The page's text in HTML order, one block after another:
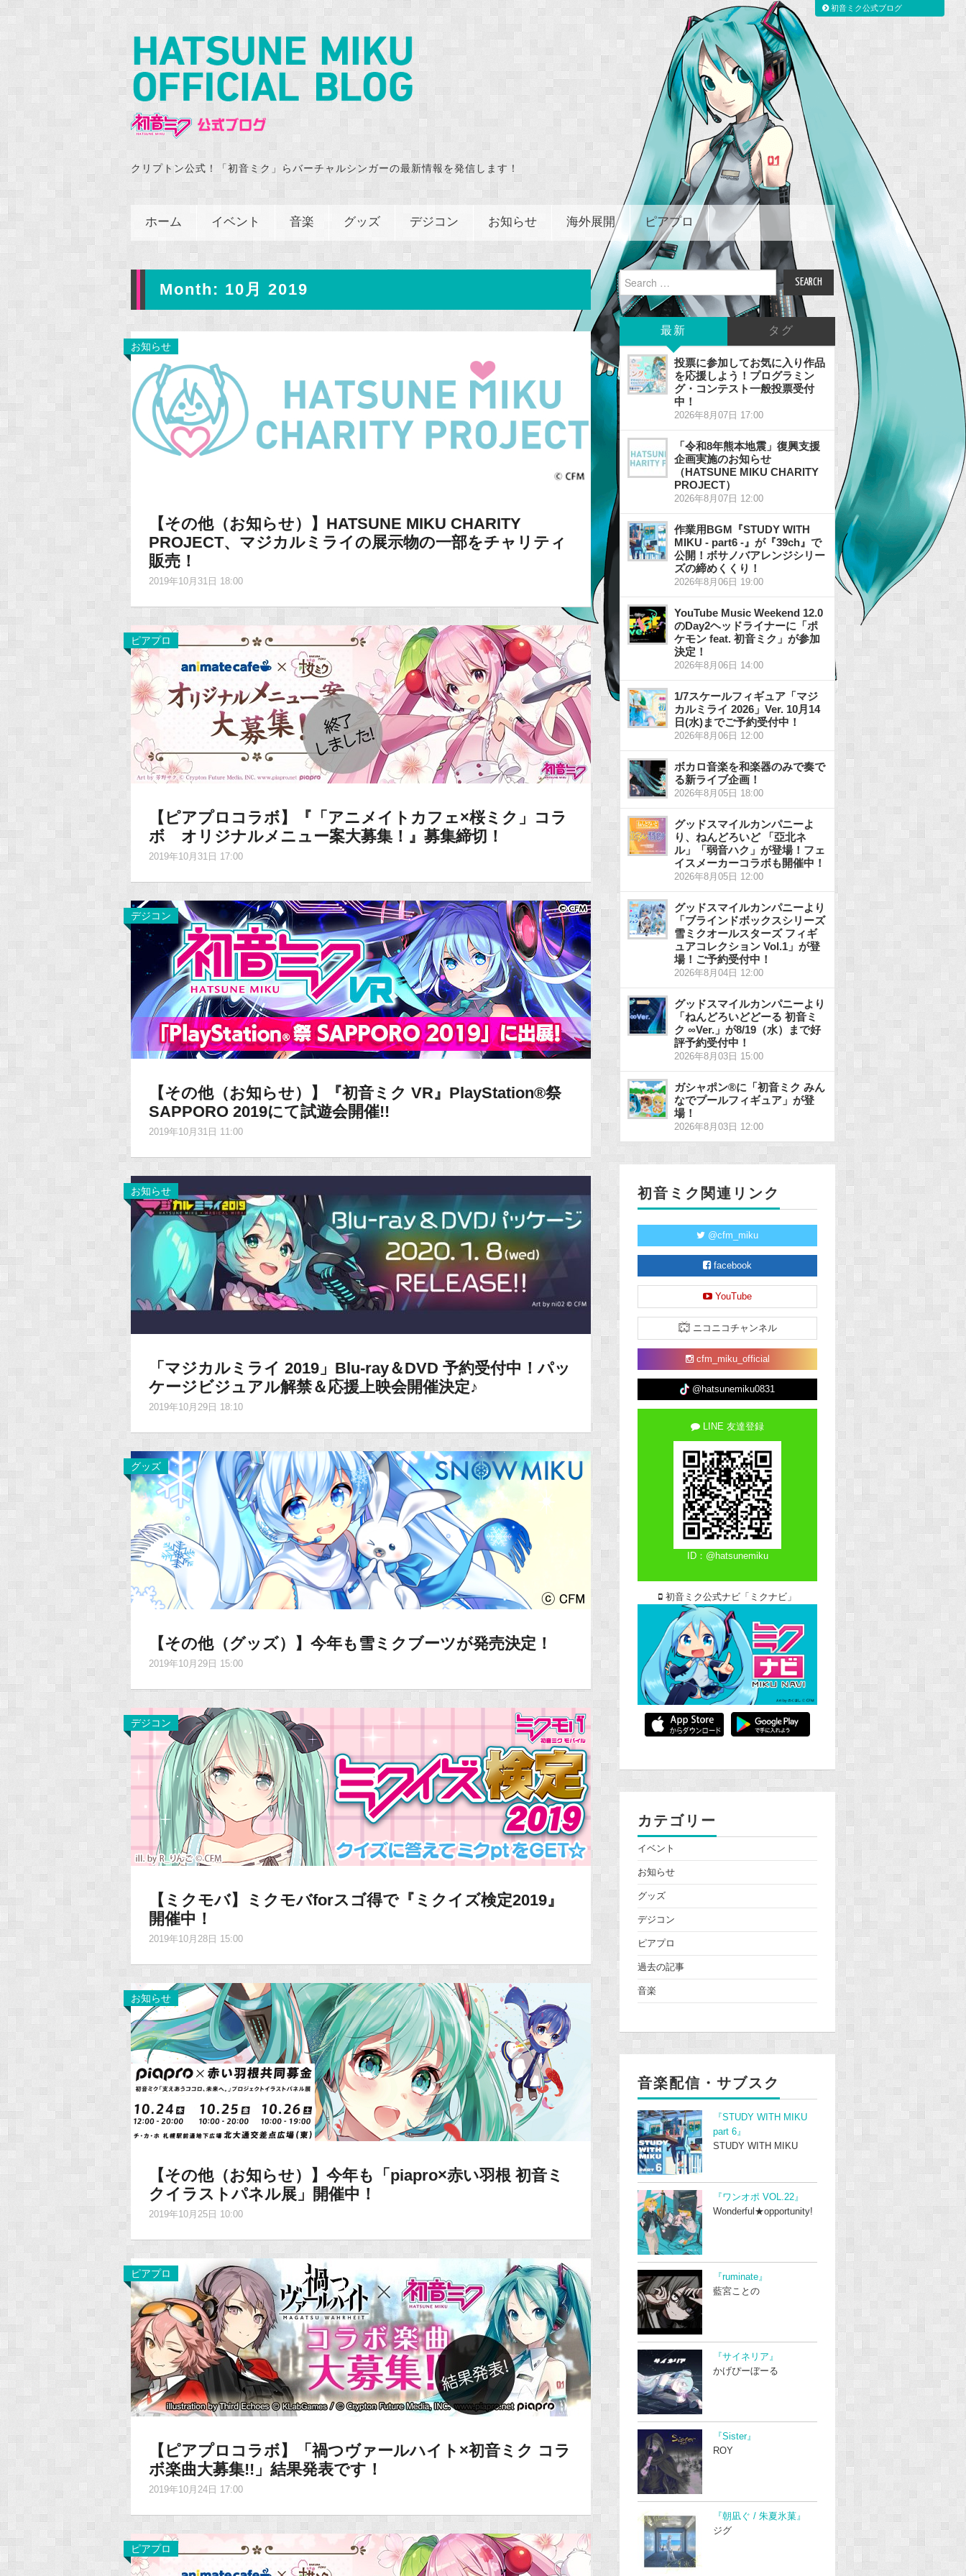
クリプトン公式！「初音ミク」らバーチャルシンガーの最新情報を発信します！
ホーム イベント 音楽 グッズ デジコン お知らせ 海外展開 ピアプロ
Month: 10月 2019
お知らせ
【その他（お知らせ）】HATSUNE MIKU CHARITY
PROJECT、マジカルミライの展示物の一部をチャリティ
販売！
2019年10月31日 18:00
ピアプロ
【ピアプロコラボ】『「アニメイトカフェ×桜ミク」コラ
ボ オリジナルメニュー案大募集！』募集締切！
2019年10月31日 17:00
デジコン
【その他（お知らせ）】『初音ミク VR』PlayStation®祭
SAPPORO 2019にて試遊会開催!!
2019年10月31日 11:00
お知らせ
「マジカルミライ 2019」Blu-ray＆DVD 予約受付中！パッ
ケージビジュアル解禁＆応援上映会開催決定♪
2019年10月29日 18:10
グッズ
【その他（グッズ）】今年も雪ミクブーツが発売決定！
2019年10月29日 15:00
デジコン
【ミクモバ】ミクモバforスゴ得で『ミクイズ検定2019』
開催中！
2019年10月28日 15:00
お知らせ
【その他（お知らせ）】今年も「piapro×赤い羽根 初音ミ
クイラストパネル展」開催中！
2019年10月25日 10:00
ピアプロ
【ピアプロコラボ】「禍つヴァールハイト×初音ミク コラ
ボ楽曲大募集!!」結果発表です！
2019年10月24日 17:00
ピアプロ
Search
for:
最新 タグ
投票に参加してお気に入り作品
を応援しよう！プログラミン
グ・コンテスト一般投票受付
中！
2026年8月07日 17:00
「令和8年熊本地震」復興支援
企画実施のお知らせ
（HATSUNE MIKU CHARITY
PROJECT）
2026年8月07日 12:00
作業用BGM『STUDY WITH
MIKU - part6 -』が『39ch』で
公開！ボサノバアレンジシリー
ズの締めくくり！
2026年8月06日 19:00
YouTube Music Weekend 12.0
のDay2ヘッドライナーに「ポ
ケモン feat. 初音ミク」が参加
決定！
2026年8月06日 14:00
1/7スケールフィギュア「マジ
カルミライ 2026」Ver. 10月14
日(水)までご予約受付中！
2026年8月06日 12:00
ボカロ音楽を和楽器のみで奏で
る新ライブ企画！
2026年8月05日 18:00
グッドスマイルカンパニーよ
り、ねんどろいど 「亞北ネ
ル」「弱音ハク」が登場！フェ
イスメーカーコラボも開催中！
2026年8月05日 12:00
グッドスマイルカンパニーより
「ブラインドボックスシリーズ
雪ミクオールスターズ フィギ
ュアコレクション Vol.1」が登
場！ご予約受付中！
2026年8月04日 12:00
グッドスマイルカンパニーより
「ねんどろいどどーる 初音ミ
ク ∞Ver.」が8/19（水）まで好
評予約受付中！
2026年8月03日 15:00
ガシャポン®に「初音ミク みん
なでプールフィギュア」が登
場！
2026年8月03日 12:00
初音ミク関連リンク
@cfm_miku
facebook
YouTube
ニコニコチャンネル
cfm_miku_official
@hatsunemiku0831
LINE 友達登録
ID：@hatsunemiku
初音ミク公式ナビ「ミクナビ」
カテゴリー
イベント
お知らせ
グッズ
デジコン
ピアプロ
過去の記事
音楽
音楽配信・サブスク
『STUDY WITH MIKU
part 6』
STUDY WITH MIKU
『ワンオポ VOL.22』
Wonderful★opportunity!
『ruminate』
藍宮ことの
『サイネリア』
かげぴーぼーる
『Sister』
ROY
『朝凪ぐ / 朱夏氷菓』
ジグ
初音ミク公式ブログ